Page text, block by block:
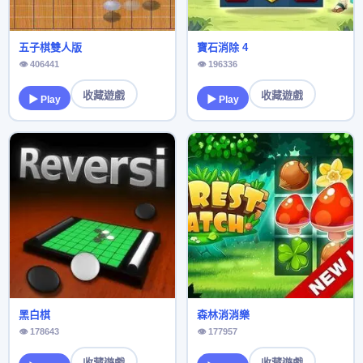
五子棋雙人版
👁 406441
▶ Play 收藏遊戲
寶石消除 4
👁 196336
▶ Play 收藏遊戲
黑白棋
👁 178643
森林消消樂
👁 177957